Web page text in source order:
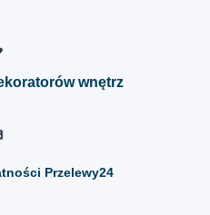
wnętrz
Przelewy24